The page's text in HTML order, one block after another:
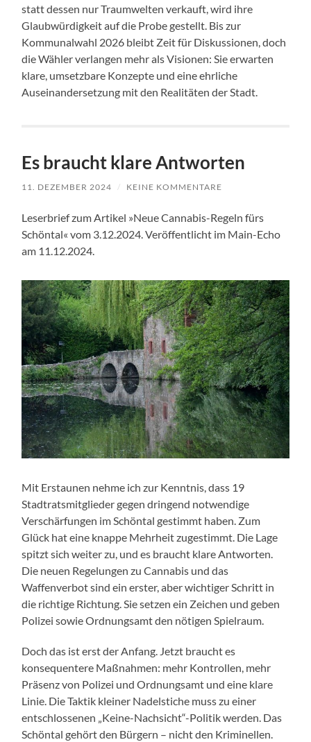
statt dessen nur Traumwelten verkauft, wird ihre
Glaubwürdigkeit auf die Probe gestellt. Bis zur
Kommunalwahl 2026 bleibt Zeit für Diskussionen, doch
die Wähler verlangen mehr als Visionen: Sie erwarten
klare, umsetzbare Konzepte und eine ehrliche
Auseinandersetzung mit den Realitäten der Stadt.
Es braucht klare Antworten
11. DEZEMBER 2024 / KEINE KOMMENTARE
Leserbrief zum Artikel »Neue Cannabis-Regeln fürs
Schöntal« vom 3.12.2024. Veröffentlicht im Main-Echo
am 11.12.2024.
Mit Erstaunen nehme ich zur Kenntnis, dass 19
Stadtratsmitglieder gegen dringend notwendige
Verschärfungen im Schöntal gestimmt haben. Zum
Glück hat eine knappe Mehrheit zugestimmt. Die Lage
spitzt sich weiter zu, und es braucht klare Antworten.
Die neuen Regelungen zu Cannabis und das
Waffenverbot sind ein erster, aber wichtiger Schritt in
die richtige Richtung. Sie setzen ein Zeichen und geben
Polizei sowie Ordnungsamt den nötigen Spielraum.
Doch das ist erst der Anfang. Jetzt braucht es
konsequentere Maßnahmen: mehr Kontrollen, mehr
Präsenz von Polizei und Ordnungsamt und eine klare
Linie. Die Taktik kleiner Nadelstiche muss zu einer
entschlossenen „Keine-Nachsicht“-Politik werden. Das
Schöntal gehört den Bürgern – nicht den Kriminellen.